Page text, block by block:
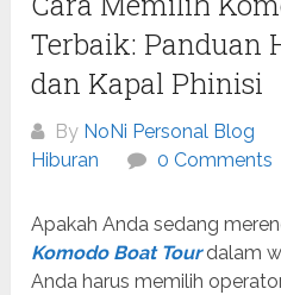
Terbaik: Panduan
dan Kapal Phinisi
By NoNi Personal Blog
Hiburan
0 Comments
Apakah Anda sedang
Komodo Boat Tourdalam
Anda harus memilih